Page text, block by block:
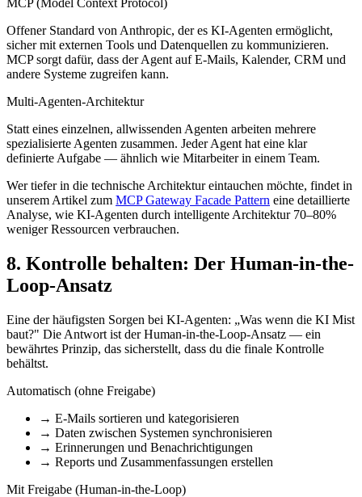
Offener Standard von Anthropic, der es KI-Agenten ermöglicht,
sicher mit externen Tools und Datenquellen zu kommunizieren.
MCP sorgt dafür, dass der Agent auf E-Mails, Kalender, CRM und
andere Systeme zugreifen kann.
Multi-Agenten-Architektur
Statt eines einzelnen, allwissenden Agenten arbeiten mehrere
spezialisierte Agenten zusammen. Jeder Agent hat eine klar
definierte Aufgabe — ähnlich wie Mitarbeiter in einem Team.
Wer tiefer in die technische Architektur eintauchen möchte, findet in
unserem Artikel zum MCP Gateway Facade Pattern eine detaillierte
Analyse, wie KI-Agenten durch intelligente Architektur 70–80%
weniger Ressourcen verbrauchen.
8. Kontrolle behalten: Der Human-in-the-
Loop-Ansatz
Eine der häufigsten Sorgen bei KI-Agenten: „Was wenn die KI Mist
baut?" Die Antwort ist der Human-in-the-Loop-Ansatz — ein
bewährtes Prinzip, das sicherstellt, dass du die finale Kontrolle
behältst.
Automatisch (ohne Freigabe)
→ E-Mails sortieren und kategorisieren
→ Daten zwischen Systemen synchronisieren
→ Erinnerungen und Benachrichtigungen
→ Reports und Zusammenfassungen erstellen
Mit Freigabe (Human-in-the-Loop)